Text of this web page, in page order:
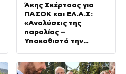
Άκης Σκέρτσος για
ΠΑΣΟΚ και ΕΛ.Α.Σ:
«Αναλύσεις της
παραλίας –
Υποκαθιστά την
προπαγάνδα»